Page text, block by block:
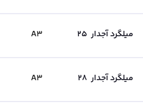
میلگرد آجدار 25
A3
میلگرد آجدار 28
A3